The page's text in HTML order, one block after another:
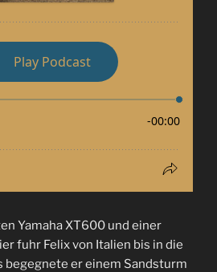
Yamaha XT600 und einer
fuhr Felix von Italien bis in die
begegnete er einem Sandsturm